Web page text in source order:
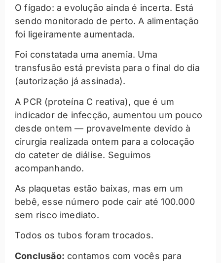
O fígado: a evolução ainda é incerta. Está
sendo monitorado de perto. A alimentação
foi ligeiramente aumentada.
Foi constatada uma anemia. Uma
transfusão está prevista para o final do dia
(autorização já assinada).
A PCR (proteína C reativa), que é um
indicador de infecção, aumentou um pouco
desde ontem — provavelmente devido à
cirurgia realizada ontem para a colocação
do cateter de diálise. Seguimos
acompanhando.
As plaquetas estão baixas, mas em um
bebê, esse número pode cair até 100.000
sem risco imediato.
Todos os tubos foram trocados.
Conclusão: contamos com vocês para